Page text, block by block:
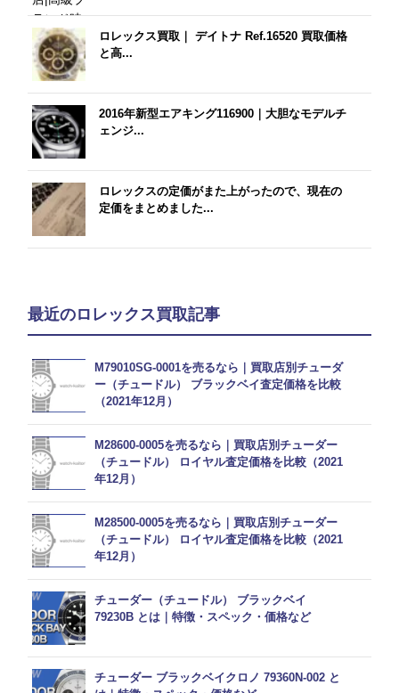
ロレックス買取｜ デイトナ Ref.16520 買取価格
と高...
2016年新型エアキング116900｜大胆なモデルチ
ェンジ...
ロレックスの定価がまた上がったので、現在の
定価をまとめました...
最近のロレックス買取記事
M79010SG-0001を売るなら｜買取店別チューダ
ー（チュードル） ブラックベイ査定価格を比較
（2021年12月）
M28600-0005を売るなら｜買取店別チューダー
（チュードル） ロイヤル査定価格を比較（2021
年12月）
M28500-0005を売るなら｜買取店別チューダー
（チュードル） ロイヤル査定価格を比較（2021
年12月）
チューダー（チュードル） ブラックベイ
79230B とは｜特徴・スペック・価格など
チューダー ブラックベイクロノ 79360N-002 と